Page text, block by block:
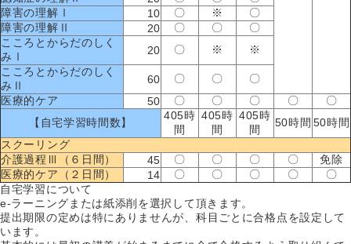
障害の理解Ⅰ
10 〇 ※
〇
障害の理解Ⅱ
20 〇 〇
〇
こころとからだのしく
みⅠ
20 〇 ※
※
こころとからだのしく
みⅡ
60 〇 〇
〇
医療的ケア
50 〇 〇 〇 〇
〇
【自宅学習時間数】
405時
間
405時
間
405時
間
50時間 50時間
スクーリング
介護過程Ⅲ（６日間）
45 〇 〇 〇 〇
免除
医療的ケア（２日間）
14 〇 〇 〇 〇
〇
自宅学習について
e-ラーニングまたは紙添削を選択して頂きます。
提出期限の定めは特にありませんが、科目ごとに合格点を設定して
います。